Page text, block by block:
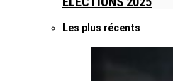
Les plus récents